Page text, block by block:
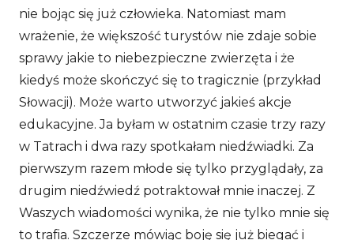
nie bojąc się już człowieka. Natomiast mam
wrażenie, że większość turystów nie zdaje sobie
sprawy jakie to niebezpieczne zwierzęta i że
kiedyś może skończyć się to tragicznie (przykład
Słowacji). Może warto utworzyć jakieś akcje
edukacyjne. Ja byłam w ostatnim czasie trzy razy
w Tatrach i dwa razy spotkałam niedźwiadki. Za
pierwszym razem młode się tylko przyglądały, za
drugim niedźwiedź potraktował mnie inaczej. Z
Waszych wiadomości wynika, że nie tylko mnie się
to trafia. Szczerze mówiąc boję się już biegać i